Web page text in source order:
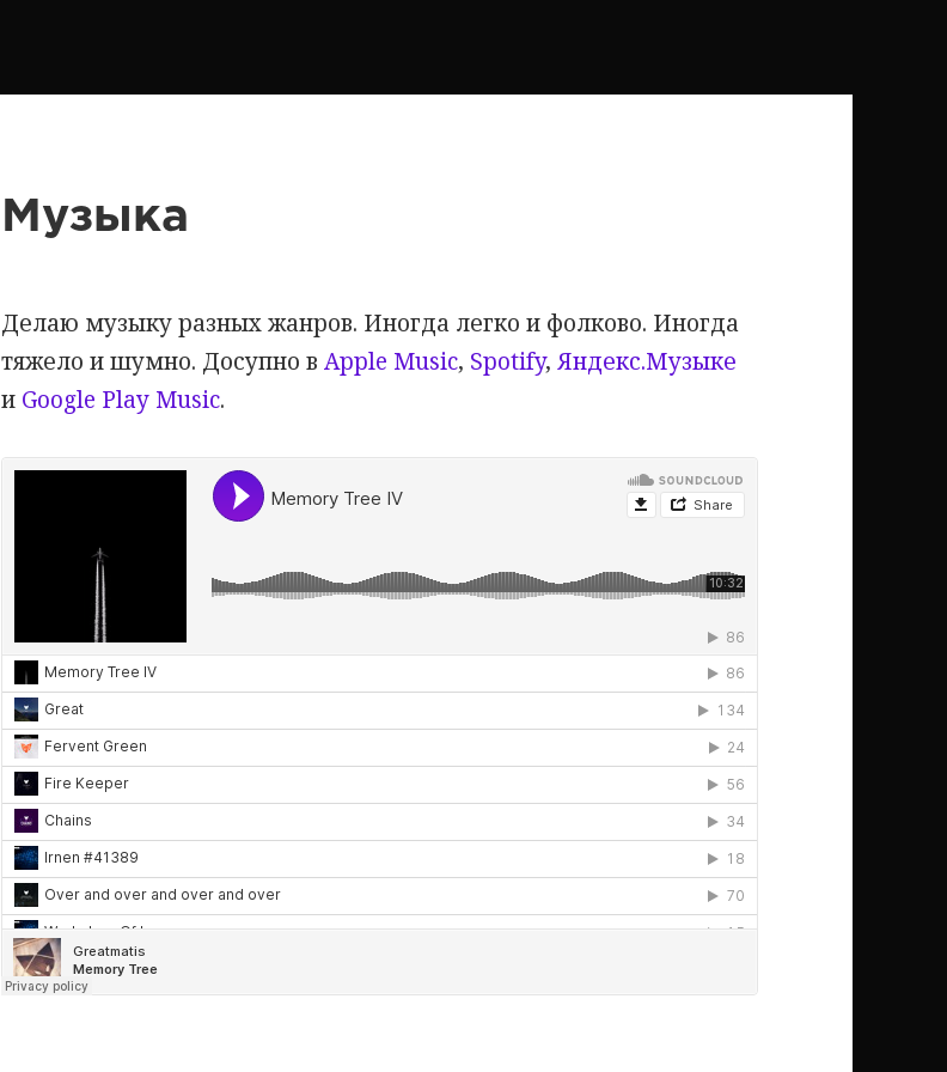
Музыка
Делаю музыку разных жанров. Иногда легко и фолково. Иногда
тяжело и шумно. Досупно вApple Music, Spotify,Яндекс.Музыке
и Google Play Music.